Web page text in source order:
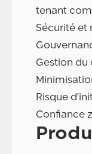
tenant
Sécurité et
Gestion du
Risque
Confiance